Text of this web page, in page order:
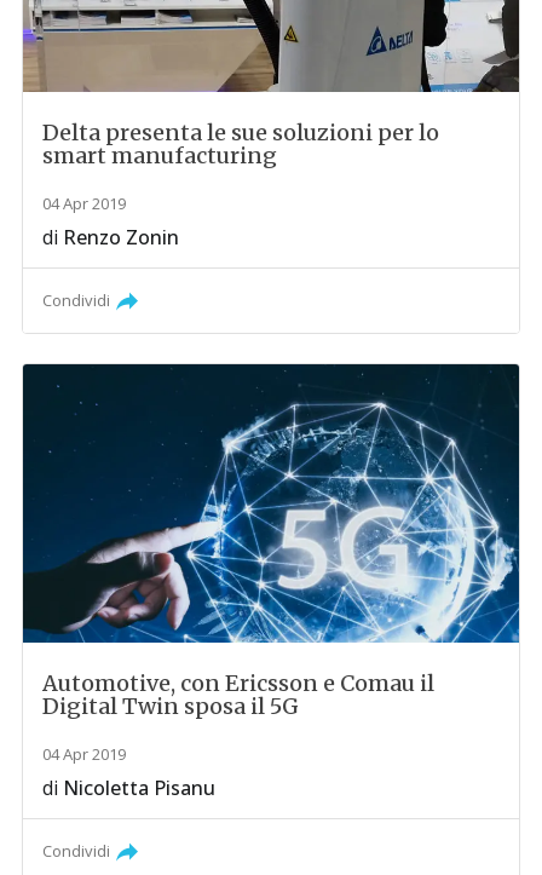
Delta presenta le sue soluzioni per lo
smart manufacturing
04 Apr 2019
di Renzo Zonin
Condividi
Automotive, con Ericsson e Comau il
Digital Twin sposa il 5G
04 Apr 2019
di Nicoletta Pisanu
Condividi